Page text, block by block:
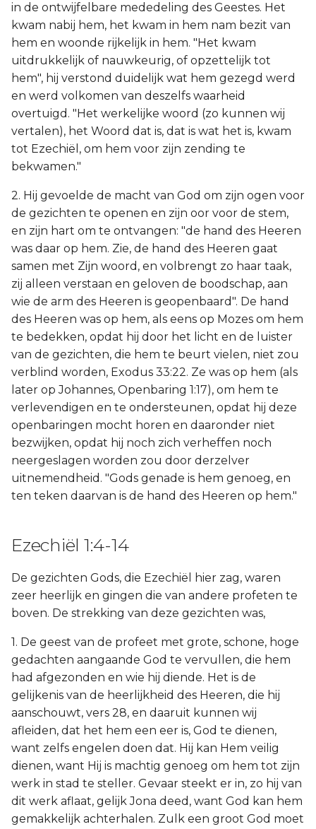
in de ontwijfelbare mededeling des Geestes. Het
kwam nabij hem, het kwam in hem nam bezit van
hem en woonde rijkelijk in hem. "Het kwam
uitdrukkelijk of nauwkeurig, of opzettelijk tot
hem", hij verstond duidelijk wat hem gezegd werd
en werd volkomen van deszelfs waarheid
overtuigd. "Het werkelijke woord (zo kunnen wij
vertalen), het Woord dat is, dat is wat het is, kwam
tot Ezechiël, om hem voor zijn zending te
bekwamen."
2. Hij gevoelde de macht van God om zijn ogen voor
de gezichten te openen en zijn oor voor de stem,
en zijn hart om te ontvangen: "de hand des Heeren
was daar op hem. Zie, de hand des Heeren gaat
samen met Zijn woord, en volbrengt zo haar taak,
zij alleen verstaan en geloven de boodschap, aan
wie de arm des Heeren is geopenbaard". De hand
des Heeren was op hem, als eens op Mozes om hem
te bedekken, opdat hij door het licht en de luister
van de gezichten, die hem te beurt vielen, niet zou
verblind worden, Exodus 33:22. Ze was op hem (als
later op Johannes, Openbaring 1:17), om hem te
verlevendigen en te ondersteunen, opdat hij deze
openbaringen mocht horen en daaronder niet
bezwijken, opdat hij noch zich verheffen noch
neergeslagen worden zou door derzelver
uitnemendheid. "Gods genade is hem genoeg, en
ten teken daarvan is de hand des Heeren op hem."
Ezechiël 1:4-14
De gezichten Gods, die Ezechiël hier zag, waren
zeer heerlijk en gingen die van andere profeten te
boven. De strekking van deze gezichten was,
1. De geest van de profeet met grote, schone, hoge
gedachten aangaande God te vervullen, die hem
had afgezonden en wie hij diende. Het is de
gelijkenis van de heerlijkheid des Heeren, die hij
aanschouwt, vers 28, en daaruit kunnen wij
afleiden, dat het hem een eer is, God te dienen,
want zelfs engelen doen dat. Hij kan Hem veilig
dienen, want Hij is machtig genoeg om hem tot zijn
werk in stad te steller. Gevaar steekt er in, zo hij van
dit werk aflaat, gelijk Jona deed, want God kan hem
gemakkelijk achterhalen. Zulk een groot God moet